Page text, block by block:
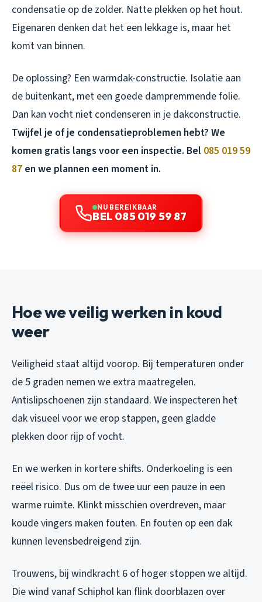
condensatie op de zolder. Natte plekken op het hout.
Eigenaren denken dat het een lekkage is, maar het
komt van binnen.
De oplossing? Een warmdak-constructie. Isolatie aan
de buitenkant, met een goede dampremmende folie.
Dan kan vocht niet condenseren in je dakconstructie.
Twijfel je of je condensatieproblemen hebt? We
komen gratis langs voor een inspectie. Bel 085 019 59
87 en we plannen een moment in.
NU BEREIKBAAR
BEL 085 019 59 87
Hoe we veilig werken in koud
weer
Veiligheid staat altijd voorop. Bij temperaturen onder
de 5 graden nemen we extra maatregelen.
Antislipschoenen zijn standaard. We inspecteren het
dak visueel voor we erop stappen, geen gladde
plekken door rijp of vocht.
En we werken in kortere shifts. Onderkoeling is een
reëel risico. Dus om de twee uur een pauze in een
warme ruimte. Klinkt misschien overdreven, maar
koude vingers maken fouten. En fouten op een dak
kunnen levensbedreigend zijn.
Trouwens, bij windkracht 6 of hoger stoppen we altijd.
Die wind vanaf Schiphol kan flink doorblazen over